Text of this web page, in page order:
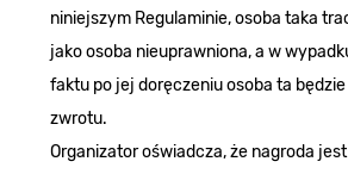
niniejszym Regulaminie, osoba taka
jako osoba nieuprawniona, a w
faktu po jej doręczeniu osoba ta
zwrotu.
Organizator oświadcza, że nagroda